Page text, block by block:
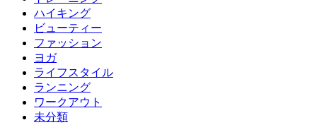
ハイキング
ビューティー
ファッション
ヨガ
ライフスタイル
ランニング
ワークアウト
未分類